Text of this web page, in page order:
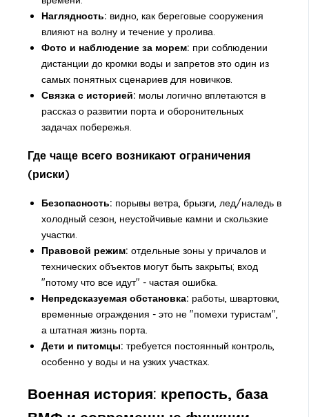
Наглядность: видно, как береговые сооружения
влияют на волну и течение у пролива.
Фото и наблюдение за морем: при соблюдении
дистанции до кромки воды и запретов это один из
самых понятных сценариев для новичков.
Связка с историей: молы логично вплетаются в
рассказ о развитии порта и оборонительных
задачах побережья.
Где чаще всего возникают ограничения
(риски)
Безопасность: порывы ветра, брызги, лед/наледь в
холодный сезон, неустойчивые камни и скользкие
участки.
Правовой режим: отдельные зоны у причалов и
технических объектов могут быть закрыты; вход
"потому что все идут" - частая ошибка.
Непредсказуемая обстановка: работы, швартовки,
временные ограждения - это не "помехи туристам",
а штатная жизнь порта.
Дети и питомцы: требуется постоянный контроль,
особенно у воды и на узких участках.
Военная история: крепость, база